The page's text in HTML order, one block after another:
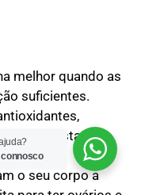
melhor quando as
suficientes.
que estas
o seu corpo a